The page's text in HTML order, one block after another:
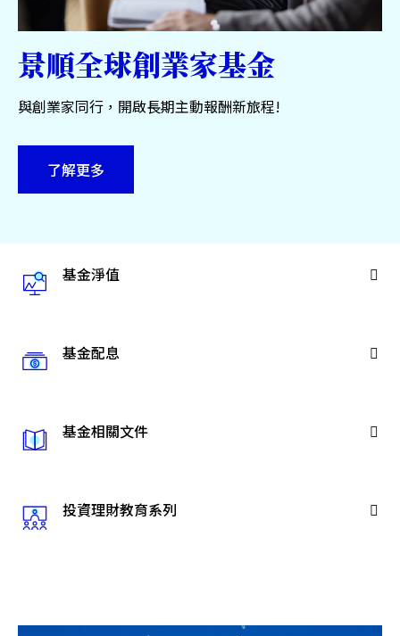
關於景順
台灣
聯絡我們
景順全球創業家基金
與創業家同行，開啟長期主動報酬新旅程!
了解更多
基金淨值
基金配息
基金相關文件
投資理財教育系列